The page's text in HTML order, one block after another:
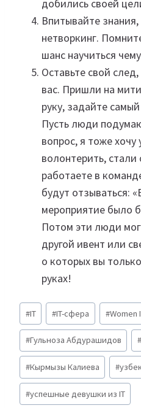
добились своей
Впитывайте
нетворкинг.
шанс научиться
Оставьте свой
вас. Пришли на
руку, задайте
Пусть люди
вопрос, я тоже
волонтерить,
работаете в
будут отзываться:
мероприятие было
Потом эти люди
другой ивент или
о которых вы
руках!
Метки
записи:
#IT #IT-сфера #Women
#Гульноза Абдурашидов
#Кырмызы Калиева #
#успешные девушки из IT